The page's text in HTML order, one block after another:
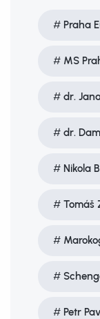
Praha
MS
dr.
dr.
Nikola
Tomáš
Petr